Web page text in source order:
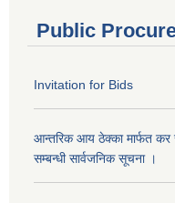
Public
Invitation for Bids
आन्तरिक आय ठेक्का मार्फत कर
सम्बन्धी सार्वजनिक सूचना ।